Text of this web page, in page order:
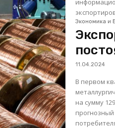
информационная
Экономика и
11.04.2024
В первом
на сумму
прогнозный